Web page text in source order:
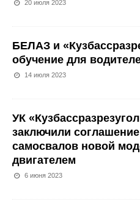
20 июля 2023
БЕЛАЗ и
обучение для
14 июля 2023
УК
заключили
самосвалов новой
двигателем
6 июня 2023